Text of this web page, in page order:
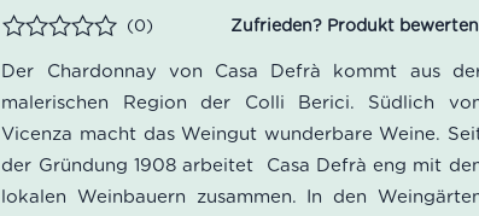
(0)
Der Chardonnay von Casa Defrà kommt aus
malerischen Region der Colli Berici. Südlich
Vicenza macht das Weingut wunderbare Weine.
der Gründung 1908 arbeitet Casa Defrà eng mit
lokalen Weinbauern zusammen. In den